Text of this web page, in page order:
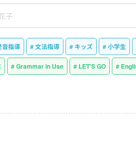
音指導 文法指導 キッズ 小学生
Grammar in Use LET'S GO